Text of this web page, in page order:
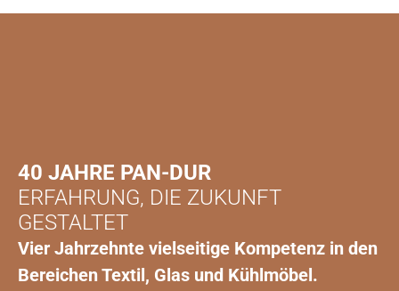
40 JAHRE PAN-DUR
ERFAHRUNG, DIE ZUKUNFT
GESTALTET
Vier Jahrzehnte vielseitige Kompetenz in den
Bereichen Textil, Glas und Kühlmöbel.